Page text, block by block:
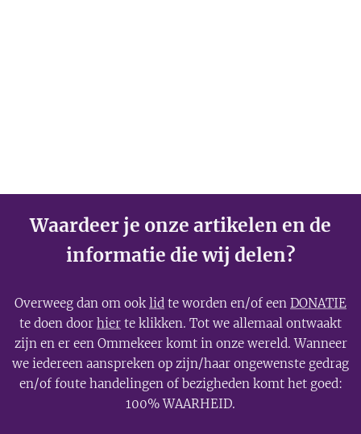
Waardeer je onze artikelen en de
informatie die wij delen?
Overweeg dan om ooklid te worden en/of een DONATIE
te doen door hier te klikken. Tot we allemaal ontwaakt
zijn en er een Ommekeer komt in onze wereld. Wanneer
we iedereen aanspreken op zijn/haar ongewenste gedrag
en/of foute handelingen of bezigheden komt het goed:
100% WAARHEID.